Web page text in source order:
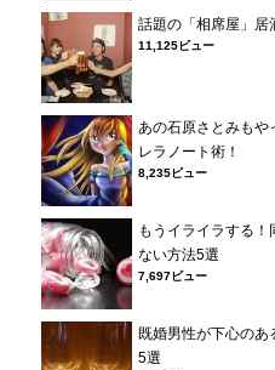
話題の「相席屋」居
11,125ビュー
あの石原さとみもや
レラノート術！
8,235ビュー
もうイライラする
ない方法5選
7,697ビュー
既婚男性が下心のあ
5選